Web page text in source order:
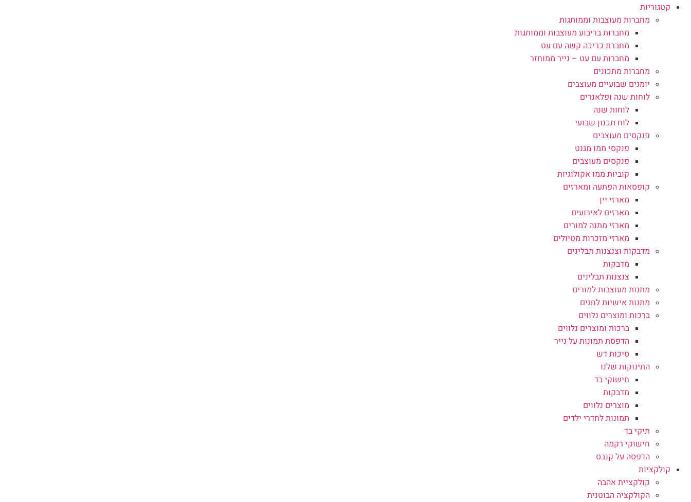
קטגוריות
מחברות מעוצבות וממותגות
מחברות בריבוע מעוצבות וממותגות
מחברת כריכה קשה עם עט
מחברות עם עט – נייר ממוחזר
מחברות מתכונים
יומנים שבועיים מעוצבים
לוחות שנה ופלאנרים
לוחות שנה
לוח תכנון שבועי
פנקסים מעוצבים
פנקסי ממו מגנט
פנקסים מעוצבים
קוביות ממו אקולוגיות
קופסאות הפתעה ומארזים
מארזי יין
מארזים לאירועים
מארזי מתנה למורים
מארזי מזכרות מטיולים
מדבקות וצנצנות תבלינים
מדבקות
צנצנות תבלינים
מתנות מעוצבות למורים
מתנות אישיות לחגים
ברכות ומוצרים נלווים
ברכות ומוצרים נלווים
הדפסת תמונות על נייר
סיכות דש
התינוקות שלנו
חישוקי בד
מדבקות
מוצרים נלווים
תמונות לחדרי ילדים
תיקי בד
חישוקי רקמה
הדפסה על קנבס
קולקציות
קולקציית אהבה
הקולקציה הבוטנית